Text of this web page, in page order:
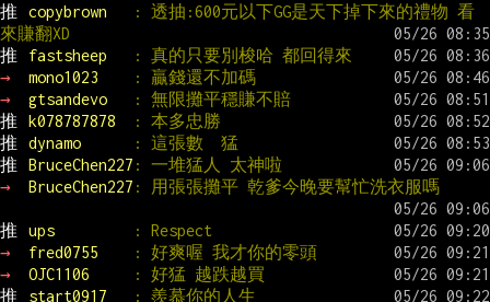
推
copybrown
: 透抽:600元以下GG是天下掉下來的禮物 看
來賺翻XD
推
fastsheep
: 真的只要別梭哈 都回得來
→
mono1023
: 贏錢還不加碼
→
gtsandevo
: 無限攤平穩賺不賠
推
k078787878
: 本多忠勝
推
dynamo
: 這張數  猛
推
BruceChen227 : 一堆猛人 太神啦
→
BruceChen227 : 用張張攤平 乾爹今晚要幫忙洗衣服嗎
推 ups
: Respect
→
fred0755
: 好爽喔 我才你的零頭
→
OJC1106
: 好猛 越跌越買
推
start0917
: 羨慕你的人生